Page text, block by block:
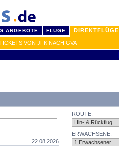
ANGEBOTE FLÜGE DIREKTFLÜGE
VON JFK NACH GVA
22.08.2026
ROUTE:
ERWACHSENE: